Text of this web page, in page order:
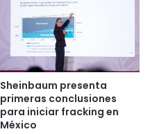
Sheinbaum presenta
primeras conclusiones
para iniciar fracking en
México